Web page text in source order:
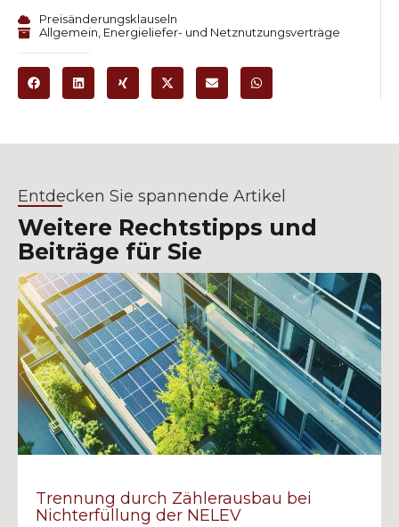
Preisänderungsklauseln
Allgemein, Energieliefer- und Netznutzungsverträge
Entdecken Sie spannende Artikel
Weitere Rechtstipps und
Beiträge für Sie
Trennung durch Zählerausbau bei
Nichterfüllung der NELEV